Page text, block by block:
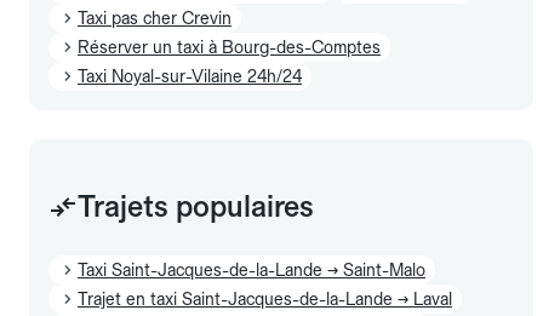
Taxi pas cher Crevin
Réserver un taxi à Bourg-des-Comptes
Taxi Noyal-sur-Vilaine 24h/24
Trajets populaires
Taxi Saint-Jacques-de-la-Lande → Saint-Malo
Trajet en taxi Saint-Jacques-de-la-Lande → Laval